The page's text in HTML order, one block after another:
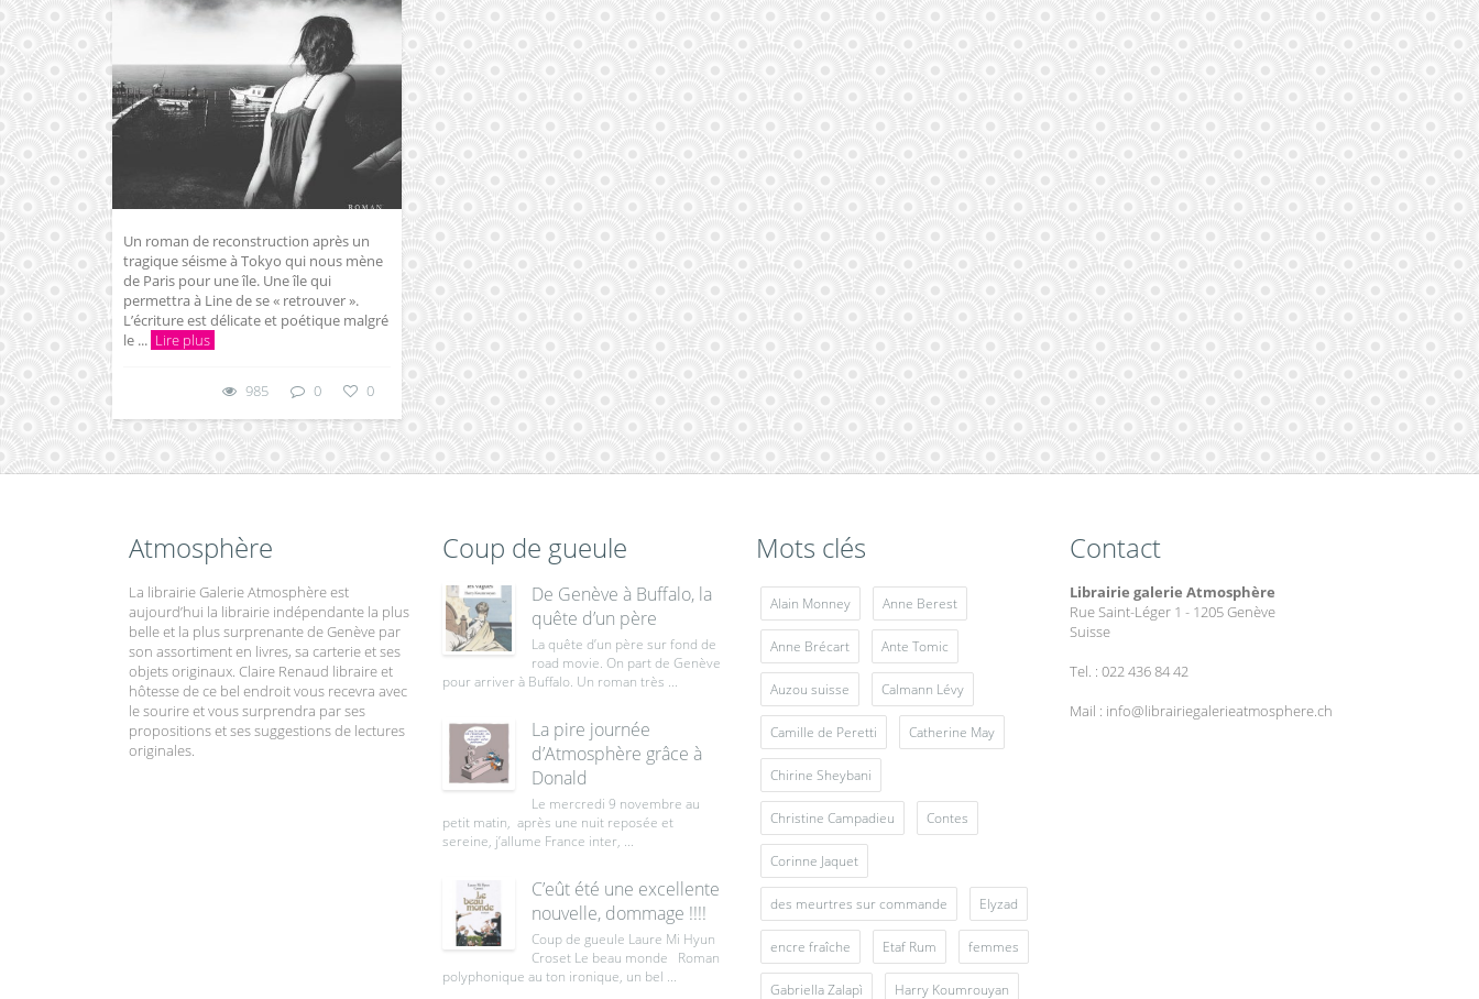
Un roman de reconstruction après un
tragique séisme à Tokyo qui nous mène
de Paris pour une île. Une île qui
permettra à Line de se « retrouver ».
L’écriture est délicate et poétique malgré
le ... Lire plus
985 0 0
Atmosphère
La librairie Galerie Atmosphère est
aujourd’hui la librairie indépendante la plus
belle et la plus surprenante de Genève par
son assortiment en livres, sa carterie et ses
objets originaux. Claire Renaud libraire et
hôtesse de ce bel endroit vous recevra avec
le sourire et vous surprendra par ses
propositions et ses suggestions de lectures
originales.
Coup de gueule
De Genève à Buffalo, la
quête d’un père
La quête d’un père sur fond de
road movie. On part de Genève
pour arriver à Buffalo. Un roman très ...
La pire journée
d’Atmosphère grâce à
Donald
Le mercredi 9 novembre au
petit matin, après une nuit reposée et
sereine, j’allume France inter, ...
C’eût été une excellente
nouvelle, dommage !!!!
Coup de gueule Laure Mi Hyun
Croset Le beau monde Roman
polyphonique au ton ironique, un bel ...
Mots clés
Alain Monney Anne Berest
Anne Brécart Ante Tomic
Auzou suisse Calmann Lévy
Camille de Peretti Catherine May
Chirine Sheybani
Christine Campadieu Contes
Corinne Jaquet
des meurtres sur commande Elyzad
encre fraîche Etaf Rum femmes
Gabriella Zalapì Harry Koumrouyan
Contact
Librairie galerie Atmosphère
Rue Saint-Léger 1 - 1205 Genève
Suisse
Tel. : 022 436 84 42
Mail : info@librairiegalerieatmosphere.ch